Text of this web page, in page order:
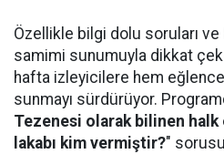
Özellikle bilgi dolu soruları ve
samimi sunumuyla dikkat
hafta izleyicilere hem
sunmayı sürdürüyor.
Tezenesi olarak bilinen halk
lakabı kim vermiştir?"